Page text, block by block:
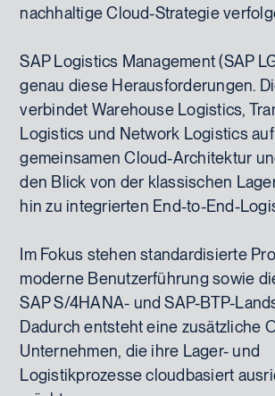
nachhaltige Cloud-Strategie
SAP Logistics Management (SAP
genau diese Herausforderungen.
verbindet Warehouse Logistics,
Logistics und Network Logistics
gemeinsamen Cloud-Architektur
den Blick von der klassischen
hin zu integrierten End-to-End-
Im Fokus stehen standardisierte
moderne Benutzerführung sowie
SAP S/4HANA- und SAP-BTP-
Dadurch entsteht eine zusätzliche
Unternehmen, die ihre Lager- und
Logistikprozesse cloudbasiert